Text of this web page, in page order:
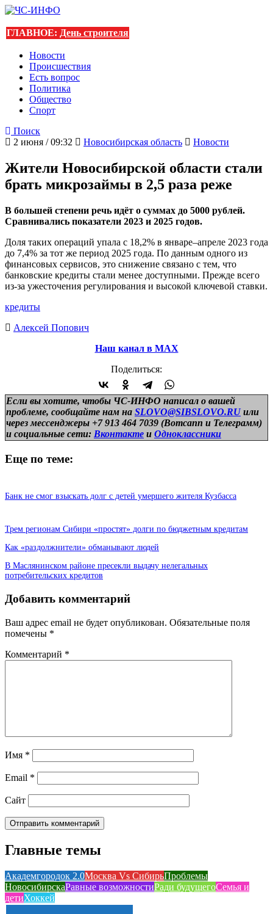
ГЛАВНОЕ: День строителя
Новости
Происшествия
Есть вопрос
Политика
Общество
Спорт
Поиск
2 июня / 09:32
Новосибирская область Новости
Жители Новосибирской области стали
брать микрозаймы в 2,5 раза реже
В большей степени речь идёт о суммах до 5000 рублей.
Сравнивались показатели 2023 и 2025 годов.
Доля таких операций упала с 18,2% в январе–апреле 2023 года
до 7,4% за тот же период 2025 года. По данным одного из
финансовых сервисов, это снижение связано с тем, что
банковские кредиты стали менее доступными. Прежде всего
из-за ужесточения регулирования и высокой ключевой ставки.
кредиты
Алексей Попович
Наш канал в МАХ
Поделиться:
Если вы хотите, чтобы ЧС-ИНФО написал о вашей
проблеме, сообщайте нам на SLOVO@SIBSLOVO.RU или
через мессенджеры +7 913 464 7039 (Вотсапп и Телеграмм)
и социальные сети: Вконтакте и Одноклассники
Еще по теме:
Банк не смог взыскать долг с детей умершего жителя Кузбасса
Трем регионам Сибири «простят» долги по бюджетным кредитам
Как «раздолжнители» обманывают людей
В Маслянинском районе пресекли выдачу нелегальных
потребительских кредитов
Добавить комментарий
Ваш адрес email не будет опубликован. Обязательные поля
помечены *
Комментарий *
Имя *
Email *
Сайт
Главные темы
Академгородок 2.0Москва Vs СибирьПроблемы
НовосибирскаРавные возможностиРади будущегоСемья и
детиХоккей